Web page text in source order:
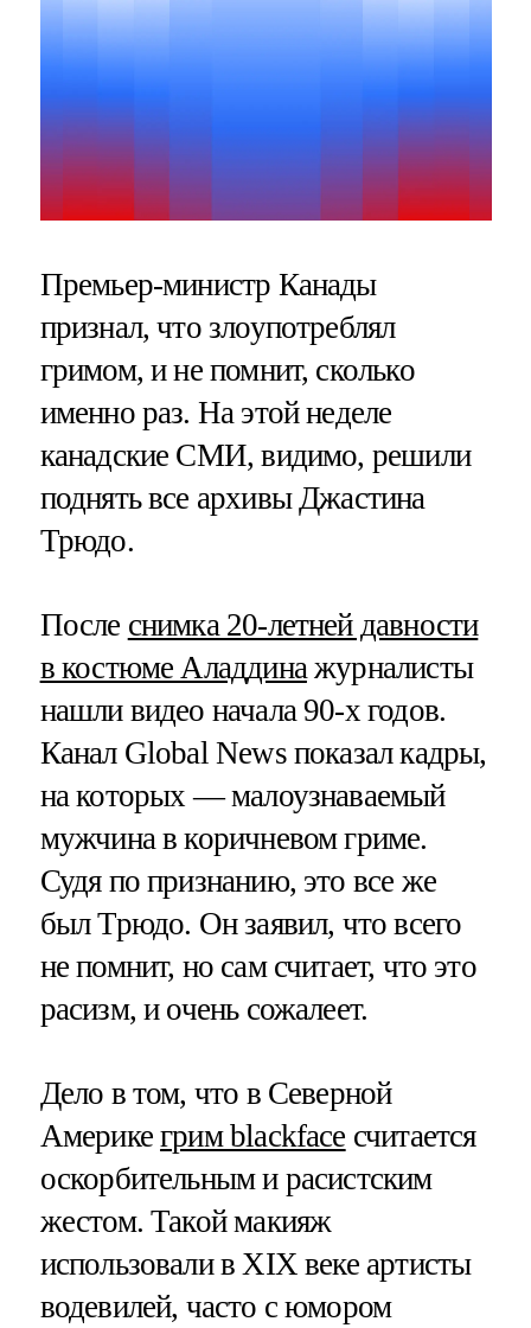
Премьер-министр Канады
признал, что злоупотреблял
гримом, и не помнит, сколько
именно раз. На этой неделе
канадские СМИ, видимо, решили
поднять все архивы Джастина
Трюдо.
После снимка 20-летней давности
в костюме Аладдина журналисты
нашли видео начала 90-х годов.
Канал Global News показал кадры,
на которых — малоузнаваемый
мужчина в коричневом гриме.
Судя по признанию, это все же
был Трюдо. Он заявил, что всего
не помнит, но сам считает, что это
расизм, и очень сожалеет.
Дело в том, что в Северной
Америкегрим blackface считается
оскорбительным и расистским
жестом. Такой макияж
использовали в XIX веке артисты
водевилей, часто с юмором